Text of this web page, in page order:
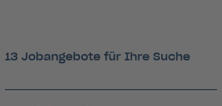
13 Jobangebote für Ihre Suche